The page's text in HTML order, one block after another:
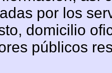
por los
domicilio
públicos